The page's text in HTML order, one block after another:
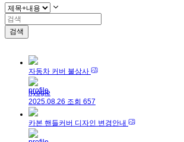
검색
자동차 커버 불상사
hyogle
2025.08.26 조회 657
카본 핸들커버 디자인 변경안내